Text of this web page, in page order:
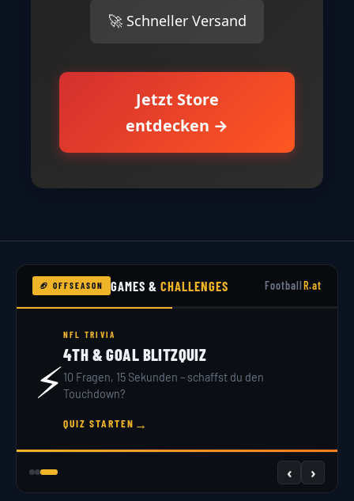
🚀 Schneller Versand
Jetzt Store
entdecken →
🏈 OFFSEASON GAMES &CHALLENGES FootballR.at
⚡
NFL TRIVIA
4TH & GOAL BLITZQUIZ
10 Fragen, 15 Sekunden – schaffst du den
Touchdown?
QUIZ STARTEN →
‹ ›